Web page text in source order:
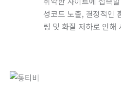
성코드 노출, 결정적인
링 및 화질 저하로 인해